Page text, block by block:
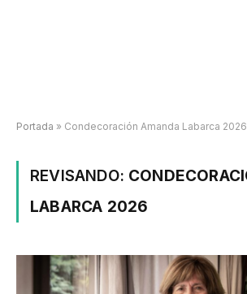
Portada » Condecoración Amanda Labarca 2026
REVISANDO:
LABARCA 2026